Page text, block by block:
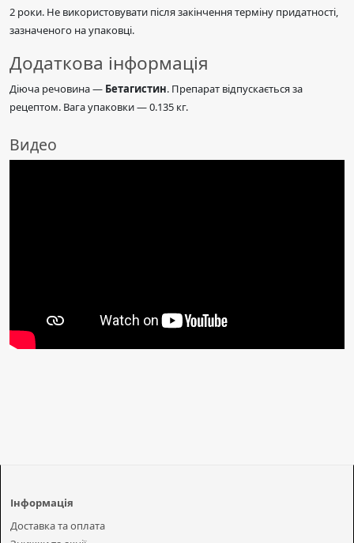
2 роки. Не використовувати після закінчення терміну придатності,
зазначеного на упаковці.
Додаткова інформація
Діюча речовина — Бетагистин. Препарат відпускається за
рецептом. Вага упаковки — 0.135 кг.
Видео
Інформація
Доставка та оплата